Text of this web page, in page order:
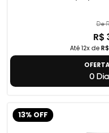
De
R$
Até 12x de
0
13% OFF